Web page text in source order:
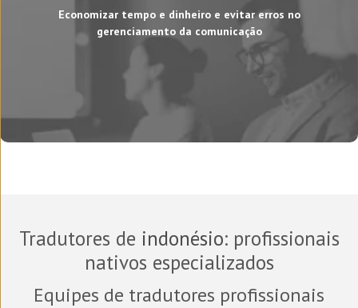
Economizar tempo e dinheiro e evitar erros no
gerenciamento da comunicação
Tradutores de indonésio: profissionais
nativos especializados
Equipes de tradutores profissionais